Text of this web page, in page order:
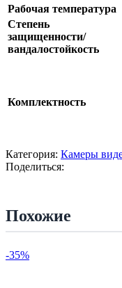
Рабочая температура
Степень
защищенности/
вандалостойкость
Комплектность
Категория: Камеры
Поделиться:
Похожие
-35%